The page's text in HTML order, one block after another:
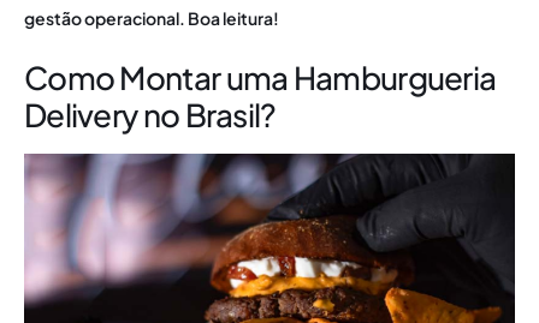
gestão operacional. Boa leitura!
Como Montar uma Hamburgueria
Delivery no Brasil?